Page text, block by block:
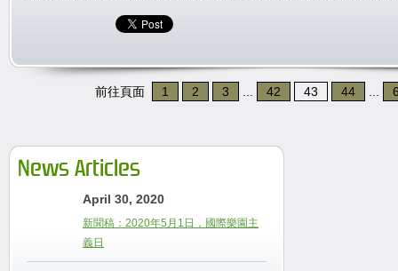
前往頁面 1 2 3 42 43 44
News Articles
April 30, 2020
新聞稿：2020年5月1日，國際樂園主
義日